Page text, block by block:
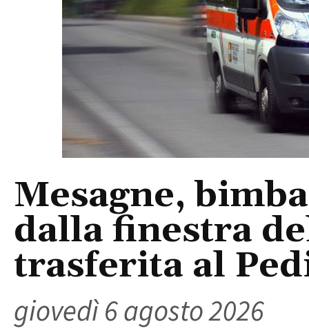
Mesagne,
dalla finestra
trasferita al
giovedì 6 agosto 2026